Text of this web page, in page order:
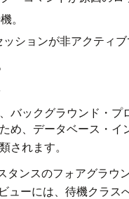
。
ッションが非アクティ
バックグラウンド・
め、データベース・
されます。
タンスのフォアグラ
ビューには、待機クラス